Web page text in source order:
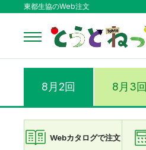
東都生協のWeb注文
8月2回 8月3回
Webカタログで注文